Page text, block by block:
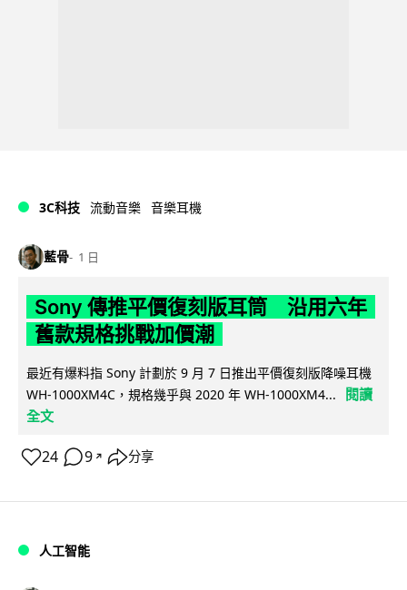
3C科技 流動音樂 音樂耳機
藍骨 1 日
Sony 傳推平價復刻版耳筒 沿用六年
舊款規格挑戰加價潮
最近有爆料指 Sony 計劃於 9 月 7 日推出平價復刻版降噪耳機
WH-1000XM4C，規格幾乎與 2020 年 WH-1000XM4...
閱讀
全文
24 9 ↗ 分享
人工智能